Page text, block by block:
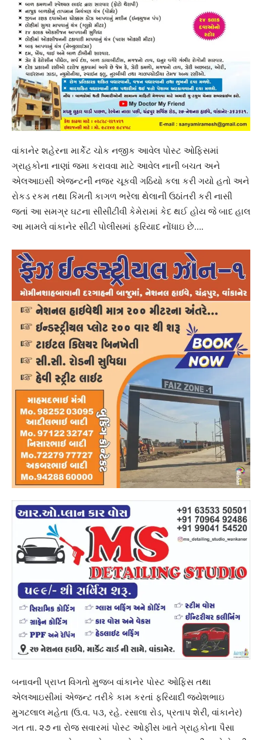
વાંકાનેર શહેરના માર્કેટ ચોક નજીક આવેલ પોસ્ટ ઓફિસમાં
ગ્રાહકોના નાણાં જમા કરાવવા માટે આવેલ નાની બચત અને
એલઆઇસી એજન્ટની નજર ચૂકવી ગઠિયો કલા કરી ગયો હતો અને
રોકડ રકમ તથા કિંમતી કાગળ ભરેલા થેલાની ઉઠાંતરી કરી નાસી
જતાં આ સમગ્ર ઘટના સીસીટીવી કેમેરામાં કેદ થઈ હોય જે બાદ હાલ
આ મામલે વાંકાનેર સીટી પોલીસમાં ફરિયાદ નોંધાઇ છે….
બનાવની પ્રાપ્ત વિગતો મુજબ વાંકાનેર પોસ્ટ ઓફિસ તથા
એલઆઇસીમાં એજન્ટ તરીકે કામ કરતાં ફરિયાદી જયેશભાઇ
મુગટલાલ મહેતા (ઉ.વ. ૫૩, રહે. રસાલા રોડ, પ્રતાપ શેરી, વાંકાનેર)
ગત તા. ૨૭ ના રોજ સવારમાં પોસ્ટ ઓફીસ ખાતે ગ્રાહકોના પૈસા